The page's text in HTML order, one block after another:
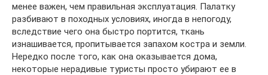
менее важен, чем правильная эксплуатация. Палатку
разбивают в походных условиях, иногда в непогоду,
вследствие чего она быстро портится, ткань
изнашивается, пропитывается запахом костра и земли.
Нередко после того, как она оказывается дома,
некоторые нерадивые туристы просто убирают ее в